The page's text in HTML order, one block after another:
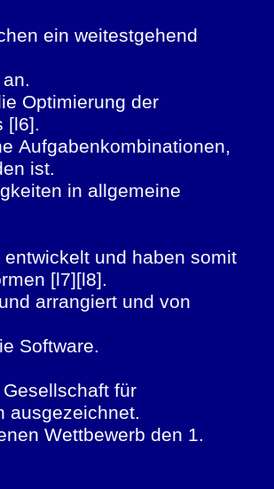
ein weitestgehend
Optimierung der
[l6].
Aufgabenkombinationen,
ist.
in allgemeine
und haben somit
[l7][l8].
arrangiert und von
Software.
für
ausgezeichnet.
Wettbewerb den 1.